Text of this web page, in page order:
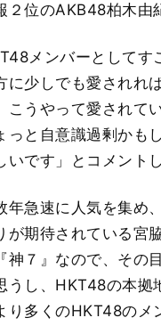
２位のAKB48柏木由
メンバーとしてす
に少しでも愛されれ
こうやって愛されて
っと自意識過剰かも
いです」とコメントし
急速に人気を集め
が期待されている宮
神７』なので、その
うし、HKT48の本拠
り多くのHKT48のメ